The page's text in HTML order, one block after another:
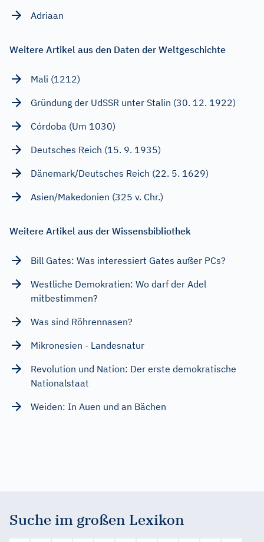
Adriaan
Weitere Artikel aus den Daten der Weltgeschichte
Mali (1212)
Gründung der UdSSR unter Stalin (30. 12. 1922)
Córdoba (Um 1030)
Deutsches Reich (15. 9. 1935)
Dänemark/Deutsches Reich (22. 5. 1629)
Asien/Makedonien (325 v. Chr.)
Weitere Artikel aus der Wissensbibliothek
Bill Gates: Was interessiert Gates außer PCs?
Westliche Demokratien: Wo darf der Adel
mitbestimmen?
Was sind Röhrennasen?
Mikronesien - Landesnatur
Revolution und Nation: Der erste demokratische
Nationalstaat
Weiden: In Auen und an Bächen
Suche im großen Lexikon